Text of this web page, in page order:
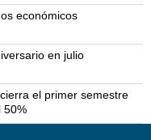
económicos
en julio
el primer semestre
50%